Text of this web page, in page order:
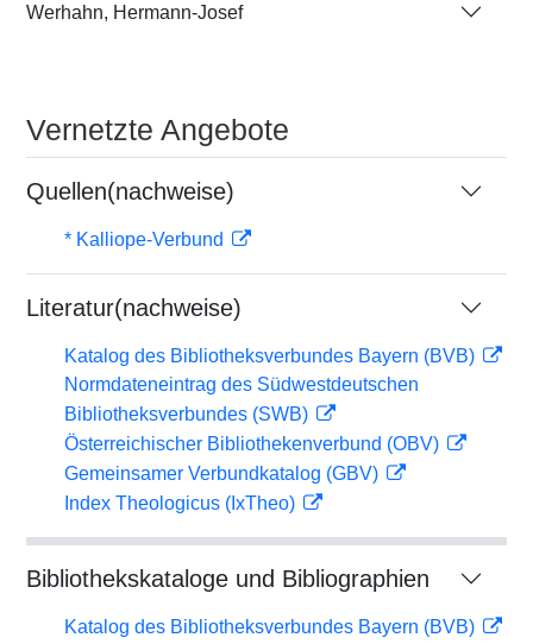
Werhahn, Hermann-Josef
Vernetzte Angebote
Quellen(nachweise)
* Kalliope-Verbund
Literatur(nachweise)
Katalog des Bibliotheksverbundes Bayern (BVB)
Normdateneintrag des Südwestdeutschen
Bibliotheksverbundes (SWB)
Österreichischer Bibliothekenverbund (OBV)
Gemeinsamer Verbundkatalog (GBV)
Index Theologicus (IxTheo)
Bibliothekskataloge und Bibliographien
Katalog des Bibliotheksverbundes Bayern (BVB)